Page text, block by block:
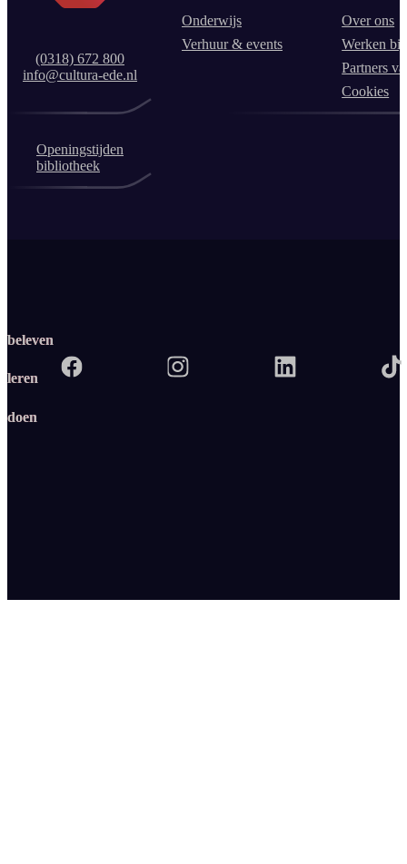
(0318) 672 800
info@cultura-ede.nl
Onderwijs
Verhuur & events
Over ons
Werken
Partners
Cookies
Openingstijden
bibliotheek
beleven
leren
doen